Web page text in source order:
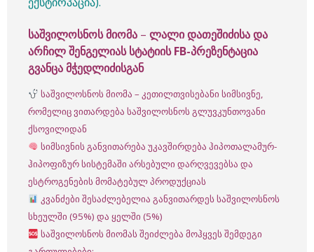
საშვილოსნოს მიომა – ლალი დათეშიძისა და
არჩილ შენგელიას სტატიის FB-პრეზენტაცია
გვანცა მჭედლიძისგან
საშვილოსნოს მიომა – კეთილთვისებანი სიმსივნე,
რომელიც ვითარდება საშვილოსნოს გლუვკუნთოვანი
ქსოვილიდან
სიმსივნის განვითარება უკავშირდება ჰიპოთალამურ-
ჰიპოფიზურ სისტემაში არსებული დარღვევებსა და
ესტროგენების მომატებულ პროდუქციას
კვანძები შესაძლებელია განვითარდეს საშვილოსნოს
სხეულში (95%) და ყელში (5%)
საშვილოსნოს მიომას შეიძლება მოჰყვეს შემდეგი